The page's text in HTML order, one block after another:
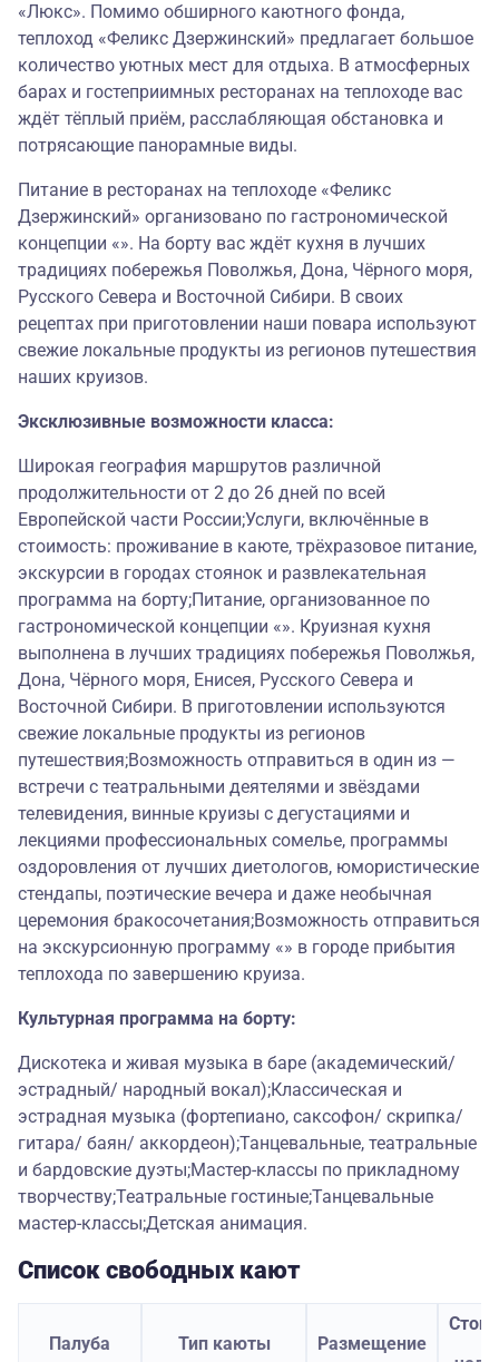
«Люкс». Помимо обширного каютного фонда,
теплоход «Феликс Дзержинский» предлагает большое
количество уютных мест для отдыха. В атмосферных
барах и гостеприимных ресторанах на теплоходе вас
ждёт тёплый приём, расслабляющая обстановка и
потрясающие панорамные виды.
Питание в ресторанах на теплоходе «Феликс
Дзержинский» организовано по гастрономической
концепции «». На борту вас ждёт кухня в лучших
традициях побережья Поволжья, Дона, Чёрного моря,
Русского Севера и Восточной Сибири. В своих
рецептах при приготовлении наши повара используют
свежие локальные продукты из регионов путешествия
наших круизов.
Эксклюзивные возможности класса:
Широкая география маршрутов различной
продолжительности от 2 до 26 дней по всей
Европейской части России;Услуги, включённые в
стоимость: проживание в каюте, трёхразовое питание,
экскурсии в городах стоянок и развлекательная
программа на борту;Питание, организованное по
гастрономической концепции «». Круизная кухня
выполнена в лучших традициях побережья Поволжья,
Дона, Чёрного моря, Енисея, Русского Севера и
Восточной Сибири. В приготовлении используются
свежие локальные продукты из регионов
путешествия;Возможность отправиться в один из —
встречи с театральными деятелями и звёздами
телевидения, винные круизы с дегустациями и
лекциями профессиональных сомелье, программы
оздоровления от лучших диетологов, юмористические
стендапы, поэтические вечера и даже необычная
церемония бракосочетания;Возможность отправиться
на экскурсионную программу «» в городе прибытия
теплохода по завершению круиза.
Культурная программа на борту:
Дискотека и живая музыка в баре (академический/
эстрадный/ народный вокал);Классическая и
эстрадная музыка (фортепиано, саксофон/ скрипка/
гитара/ баян/ аккордеон);Танцевальные, театральные
и бардовские дуэты;Мастер-классы по прикладному
творчеству;Театральные гостиные;Танцевальные
мастер-классы;Детская анимация.
Список свободных кают
Палуба Тип каюты Размещение